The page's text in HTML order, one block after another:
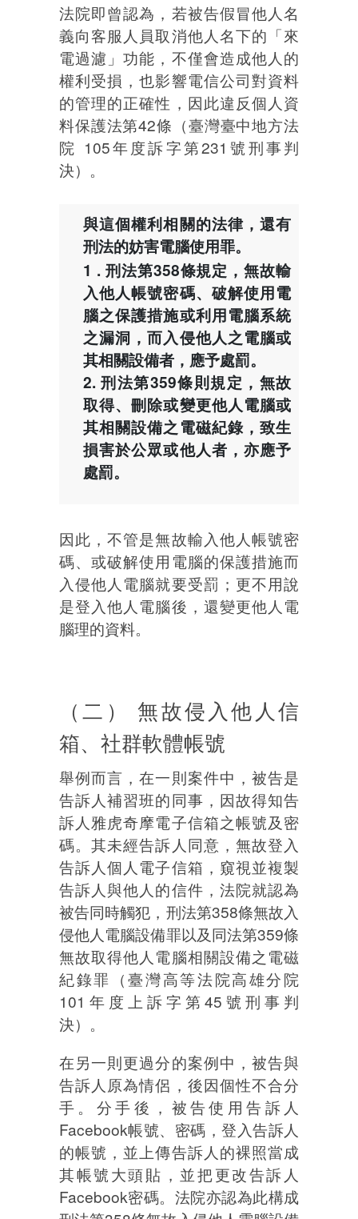
法院即曾認為，若被告假冒他人名
義向客服人員取消他人名下的「來
電過濾」功能，不僅會造成他人的
權利受損，也影響電信公司對資料
的管理的正確性，因此違反個人資
料保護法第42條（臺灣臺中地方法
院 105年度訴字第231號刑事判
決）。
與這個權利相關的法律，還有
刑法的妨害電腦使用罪。
1 . 刑法第358條規定，無故輸
入他人帳號密碼、破解使用電
腦之保護措施或利用電腦系統
之漏洞，而入侵他人之電腦或
其相關設備者，應予處罰。
2. 刑法第359條則規定，無故
取得、刪除或變更他人電腦或
其相關設備之電磁紀錄，致生
損害於公眾或他人者，亦應予
處罰。
因此，不管是無故輸入他人帳號密
碼、或破解使用電腦的保護措施而
入侵他人電腦就要受罰；更不用說
是登入他人電腦後，還變更他人電
腦理的資料。
（二） 無故侵入他人信
箱、社群軟體帳號
舉例而言，在一則案件中，被告是
告訴人補習班的同事，因故得知告
訴人雅虎奇摩電子信箱之帳號及密
碼。其未經告訴人同意，無故登入
告訴人個人電子信箱，窺視並複製
告訴人與他人的信件，法院就認為
被告同時觸犯，刑法第358條無故入
侵他人電腦設備罪以及同法第359條
無故取得他人電腦相關設備之電磁
紀錄罪（臺灣高等法院高雄分院
101年度上訴字第45號刑事判
決）。
在另一則更過分的案例中，被告與
告訴人原為情侶，後因個性不合分
手。分手後，被告使用告訴人
Facebook帳號、密碼，登入告訴人
的帳號，並上傳告訴人的裸照當成
其帳號大頭貼，並把更改告訴人
Facebook密碼。法院亦認為此構成